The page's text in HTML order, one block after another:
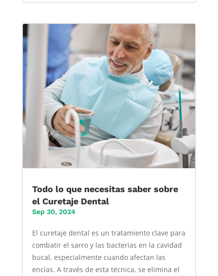
Todo lo que necesitas saber sobre
el Curetaje Dental
Sep 30, 2024
El curetaje dental es un tratamiento clave para
combatir el sarro y las bacterias en la cavidad
bucal, especialmente cuando afectan las
encías. A través de esta técnica, se elimina el